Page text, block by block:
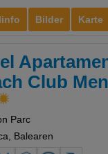
Bilder Karte
Club
Parc
Balearen